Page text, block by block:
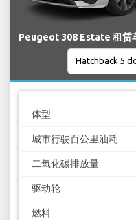
Peugeot 308 Estate 租赁
体型
城市行驶百公里油耗
二氧化碳排放量
驱动轮
燃料